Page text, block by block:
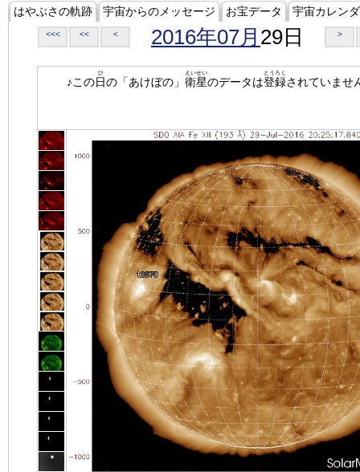
はやぶさの軌跡 宇宙からのメッセージ お宝データ 宇宙カレン
<<< << < 2016年07月 29日 >
♪この日
ひ
の「あけぼの」 衛星
えいせい
のデータは登録
とうろく
されていませ